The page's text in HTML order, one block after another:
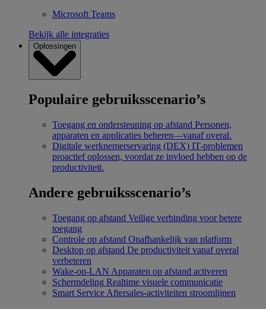
Microsoft Teams
Bekijk alle integraties
Oplossingen
Populaire gebruiksscenario’s
Toegang en ondersteuning op afstand Personen,
apparaten en applicaties beheren—vanaf overal.
Digitale werknemerservaring (DEX) IT-problemen
proactief oplossen, voordat ze invloed hebben op de
productiviteit.
Andere gebruiksscenario’s
Toegang op afstand Veilige verbinding voor betere
toegang
Controle op afstand Onafhankelijk van platform
Desktop op afstand De productiviteit vanaf overal
verbeteren
Wake-on-LAN Apparaten op afstand activeren
Schermdeling Realtime visuele communicatie
Smart Service Aftersales-activiteiten stroomlijnen